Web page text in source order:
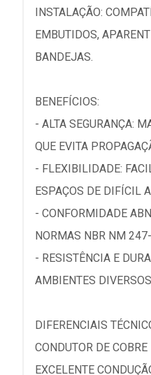
INSTALAÇÃO:
EMBUTIDOS,
BANDEJAS.
BENEFÍCIOS:
- ALTA SEGURANÇA:
QUE EVITA
- FLEXIBILIDADE:
ESPAÇOS DE DIFÍCIL
- CONFORMIDADE
NORMAS NBR NM
- RESISTÊNCIA E
AMBIENTES
DIFERENCIAIS
CONDUTOR DE
EXCELENTE